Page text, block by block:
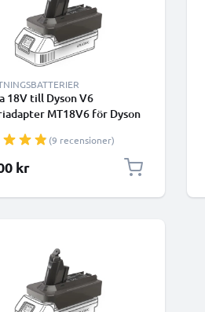
18V till Dyson V6
MT18V6 för Dyson
(9 recensioner)
kr